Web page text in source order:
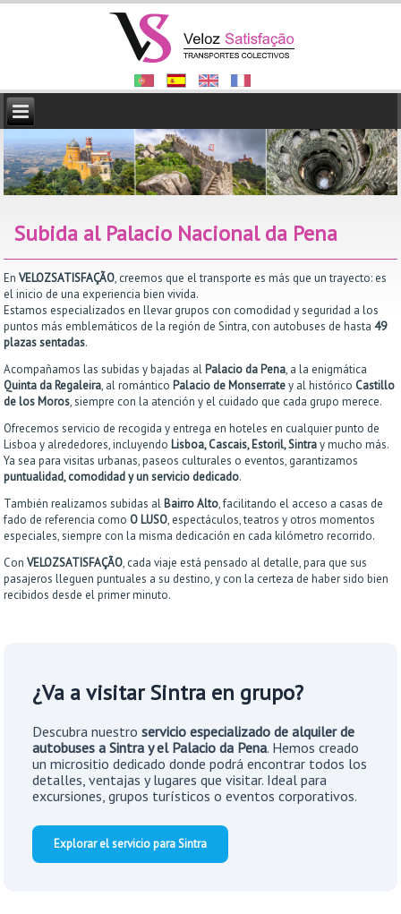
Subida al Palacio Nacional da Pena
EnVELOZSATISFAÇÃO, creemos que el transporte es más que un trayecto: es
el inicio de una experiencia bien vivida.
Estamos especializados en llevar grupos con comodidad y seguridad a los
puntos más emblemáticos de la región de Sintra, con autobuses de hasta49
plazas sentadas.
Acompañamos las subidas y bajadas al Palacio da Pena, a la enigmática
Quinta da Regaleira, al romántico Palacio de Monserratey al histórico Castillo
de los Moros, siempre con la atención y el cuidado que cada grupo merece.
Ofrecemos servicio de recogida y entrega en hoteles en cualquier punto de
Lisboa y alrededores, incluyendo Lisboa, Cascais, Estoril, Sintray mucho más.
Ya sea para visitas urbanas, paseos culturales o eventos, garantizamos
puntualidad, comodidad y un servicio dedicado.
También realizamos subidas al Bairro Alto, facilitando el acceso a casas de
fado de referencia como O LUSO, espectáculos, teatros y otros momentos
especiales, siempre con la misma dedicación en cada kilómetro recorrido.
ConVELOZSATISFAÇÃO, cada viaje está pensado al detalle, para que sus
pasajeros lleguen puntuales a su destino, y con la certeza de haber sido bien
recibidos desde el primer minuto.
¿Va a visitar Sintra en grupo?
Descubra nuestroservicio especializado de alquiler de
autobuses a Sintra y el Palacio da Pena. Hemos creado
un micrositio dedicado donde podrá encontrar todos los
detalles, ventajas y lugares que visitar. Ideal para
excursiones, grupos turísticos o eventos corporativos.
Explorar el servicio para Sintra